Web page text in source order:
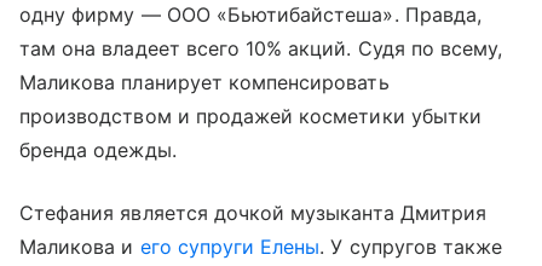
одну фирму — ООО «Бьютибайстеша». Правда,
там она владеет всего 10% акций. Судя по всему,
Маликова планирует компенсировать
производством и продажей косметики убытки
бренда одежды.
Стефания является дочкой музыканта Дмитрия
Маликова и его супруги Елены. У супругов также